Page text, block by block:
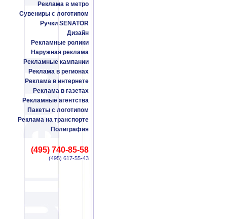
Реклама в метро
Сувениры с логотипом
Ручки SENATOR
Дизайн
Рекламные ролики
Наружная реклама
Рекламные кампании
Реклама в регионах
Реклама в интернете
Реклама в газетах
Рекламные агентства
Пакеты с логотипом
Реклама на транспорте
Полиграфия
(495) 740-85-58
(495) 617-55-43